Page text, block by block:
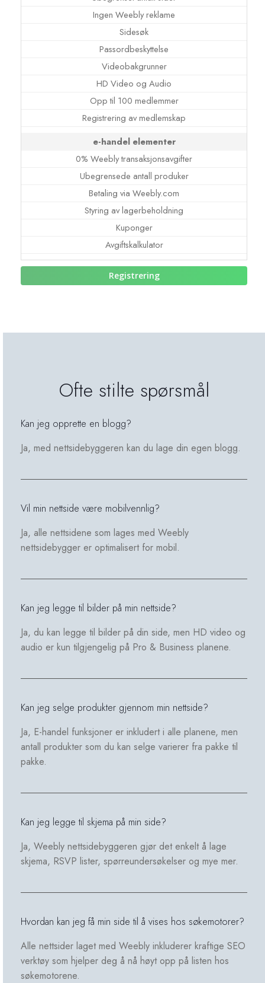
Ingen Weebly reklame
Sidesøk
Passordbeskyttelse
Videobakgrunner
HD Video og Audio
Opp til 100 medlemmer
Registrering av medlemskap
e-handel elementer
0% Weebly transaksjonsavgifter
Ubegrensede antall produker
Betaling via Weebly.com
Styring av lagerbeholdning
Kuponger
Avgiftskalkulator
Registrering
Ofte stilte spørsmål
Kan jeg opprette en blogg?
Ja, med nettsidebyggeren kan du lage din egen blogg.
Vil min nettside være mobilvennlig?
Ja, alle nettsidene som lages med Weebly
nettsidebygger er optimalisert for mobil.
Kan jeg legge til bilder på min nettside?
Ja, du kan legge til bilder på din side, men HD video og
audio er kun tilgjengelig på Pro & Business planene.
Kan jeg selge produkter gjennom min nettside?
Ja, E-handel funksjoner er inkludert i alle planene, men
antall produkter som du kan selge varierer fra pakke til
pakke.
Kan jeg legge til skjema på min side?
Ja, Weebly nettsidebyggeren gjør det enkelt å lage
skjema, RSVP lister, spørreundersøkelser og mye mer.
Hvordan kan jeg få min side til å vises hos søkemotorer?
Alle nettsider laget med Weebly inkluderer kraftige SEO
verktøy som hjelper deg å nå høyt opp på listen hos
søkemotorene.